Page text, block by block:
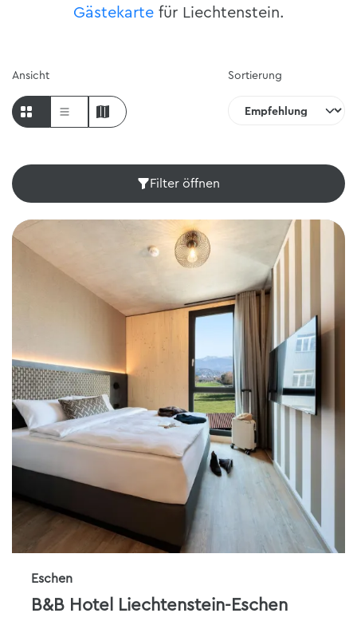
Gästekartefür Liechtenstein.
Sortierung
Ansicht
Filter öffnen
Eschen
B&B Hotel Liechtenstein-Eschen